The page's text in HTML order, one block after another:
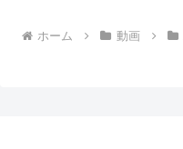
ホーム 動画